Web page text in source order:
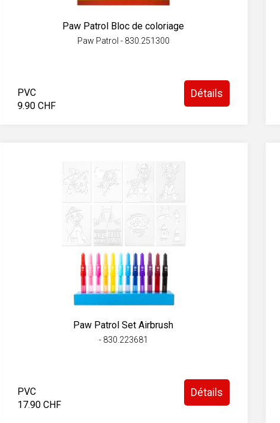
Paw Patrol Bloc de coloriage
Paw Patrol - 830.251300
PVC
9.90 CHF
Détails
Paw Patrol Set Airbrush
- 830.223681
PVC
17.90 CHF
Détails